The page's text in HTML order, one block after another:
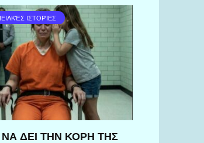
ΙΣΤΟΡΊΕΣ
ΔΕΙ ΤΗΝ ΚΟΡΗ ΤΗΣ